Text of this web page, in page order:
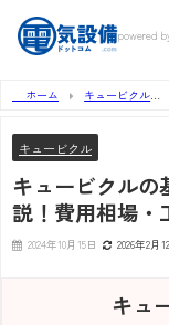
powered
ホーム
キュービクル
キュービクル
キュービクル
説！費用相場・
2024年10月15日 2026年2月
キュ